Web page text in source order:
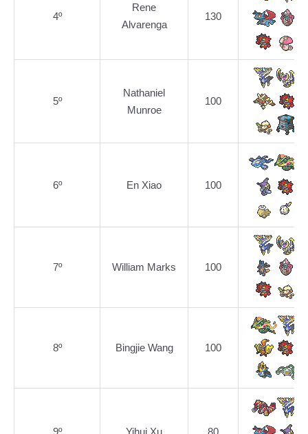
4º
Rene
Alvarenga
130
5º
Nathaniel
Munroe
100
6º En Xiao 100
7º William Marks 100
8º Bingjie Wang 100
9º Yihui Xu 80